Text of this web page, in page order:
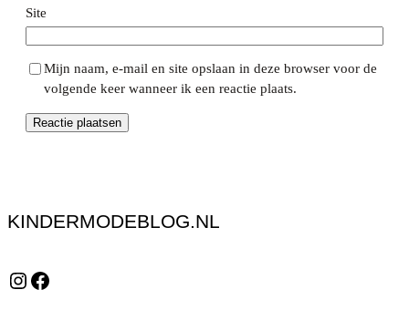
Site
Mijn naam, e-mail en site opslaan in deze browser voor de
volgende keer wanneer ik een reactie plaats.
KINDERMODEBLOG.NL
Instagram Facebook